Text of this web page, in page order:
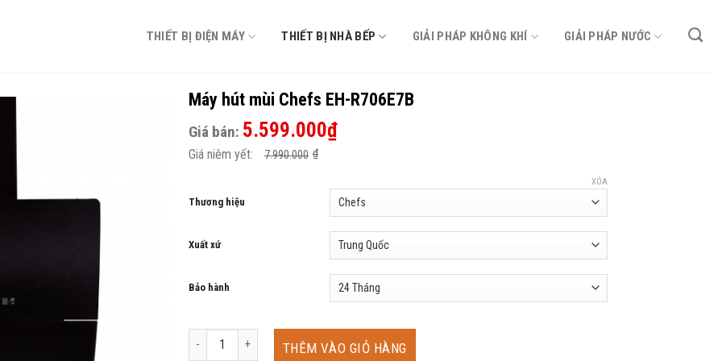
THIẾT BỊ ĐIỆN MÁY THIẾT BỊ NHÀ BẾP GIẢI PHÁP KHÔNG KHÍ GIẢI PHÁP NƯỚC
Máy hút mùi Chefs EH-R706E7B
Giá bán: 5.599.000₫
Giá niêm yết: 7.990.000 ₫
Thương hiệu
Xuất xứ
Bảo hành
XÓA
Máy hút mùi Chefs EH-R706E7B số lượng
THÊM VÀO GIỎ HÀNG